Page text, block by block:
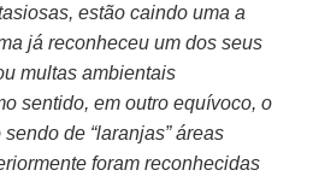
estão caindo uma a
já reconheceu um dos seus
multas ambientais
sentido, em outro equívoco, o
de “laranjas” áreas
foram reconhecidas